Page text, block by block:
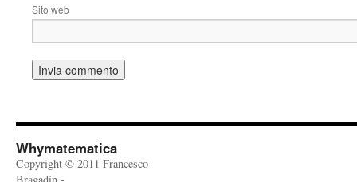
Sito web
Whymatematica
Copyright © 2011 Francesco